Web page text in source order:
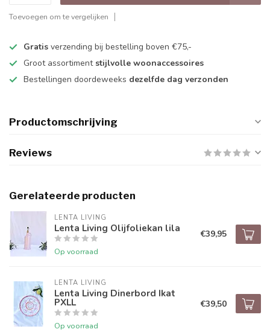
Toevoegen om te vergelijken
Gratis verzending bij bestelling boven €75,-
Groot assortiment stijlvolle woonaccessoires
Bestellingen doordeweeks dezelfde dag verzonden
Productomschrijving
Reviews
Gerelateerde producten
LENTA LIVING
Lenta Living Olijfoliekan lila
Op voorraad
€39,95
LENTA LIVING
Lenta Living Dinerbord Ikat
PXLL
Op voorraad
€39,50